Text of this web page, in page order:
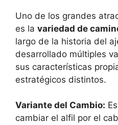
Uno de los grandes
es la variedad de
largo de la historia del
desarrollado múltiples
sus características
estratégicos distintos.
Variante del Cambio:
cambiar el alfil por el